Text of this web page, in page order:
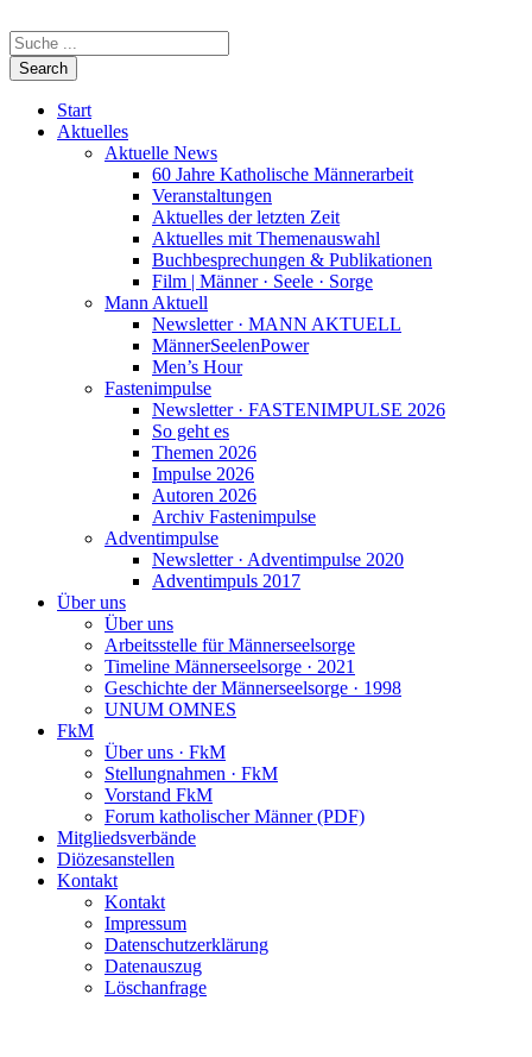
Start
Aktuelles
Aktuelle News
60 Jahre Katholische Männerarbeit
Veranstaltungen
Aktuelles der letzten Zeit
Aktuelles mit Themenauswahl
Buchbesprechungen & Publikationen
Film | Männer · Seele · Sorge
Mann Aktuell
Newsletter · MANN AKTUELL
MännerSeelenPower
Men’s Hour
Fastenimpulse
Newsletter · FASTENIMPULSE 2026
So geht es
Themen 2026
Impulse 2026
Autoren 2026
Archiv Fastenimpulse
Adventimpulse
Newsletter · Adventimpulse 2020
Adventimpuls 2017
Über uns
Über uns
Arbeitsstelle für Männerseelsorge
Timeline Männerseelsorge · 2021
Geschichte der Männerseelsorge · 1998
UNUM OMNES
FkM
Über uns · FkM
Stellungnahmen · FkM
Vorstand FkM
Forum katholischer Männer (PDF)
Mitgliedsverbände
Diözesanstellen
Kontakt
Kontakt
Impressum
Datenschutzerklärung
Datenauszug
Löschanfrage